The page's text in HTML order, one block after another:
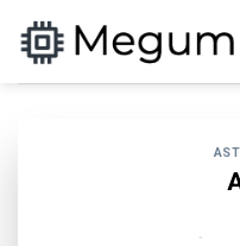
content